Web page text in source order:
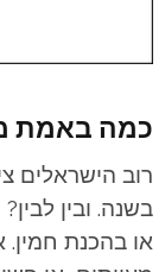
כמה באמת
רוב הישראלים
בשנה. ובין
או בהכנת חמין.